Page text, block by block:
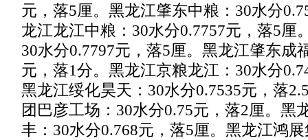
元，落5厘。黑龙江肇东中粮：30水分
龙江龙江中粮：30水分0.7757元，落5厘
30水分0.7797元，落5厘。黑龙江肇东成
元，落1分。黑龙江京粮龙江：30水分
黑龙江绥化昊天：30水分0.7535元，落
团巴彦工场：30水分0.75元，落2厘。黑
丰：30水分0.768元，落5厘。黑龙江鸿